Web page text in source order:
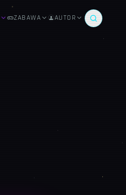
ZABAWA AUTOR